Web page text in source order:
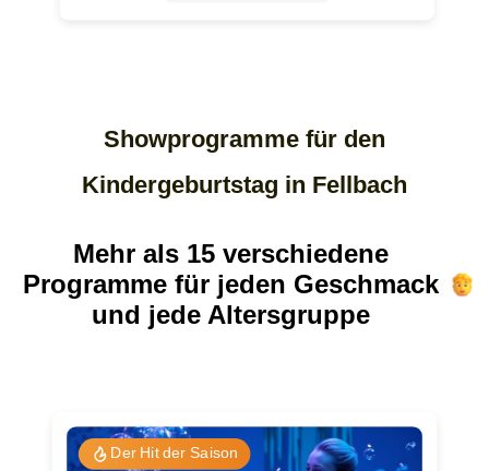
Showprogramme für den
Kindergeburtstag in Fellbach
Mehr als 15 verschiedene
Programme für jeden Geschmack
und jede Altersgruppe
Der Hit der Saison